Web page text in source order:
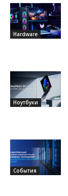
Hardware
Ноутбуки
События